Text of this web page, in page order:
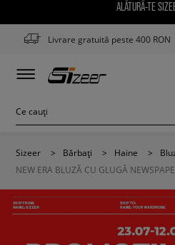
ALĂTURĂ-TE
Livrare gratuită peste 400 RON
Sizeer > Bărbați > Haine >
NEW ERA BLUZĂ CU GLUGĂ